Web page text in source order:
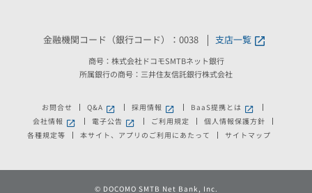
金融機関コード（銀行コード）：0038 支店一覧
商号：株式会社ドコモSMTBネット銀行
所属銀行の商号：三井住友信託銀行株式会社
お問合せ Q&A 新しいウィンドウで開きます。
採用情報 新しいウィンドウで開きます。
BaaS提携とは 新しいウィンドウ
会社情報新しいウィンドウで開きます。
電子公告新しいウィンドウで開きます。
ご利用規定
個人情報保護方針
各種規定等
本サイト、アプリのご利用にあたって サイトマップ
© DOCOMO SMTB Net Bank, Inc.